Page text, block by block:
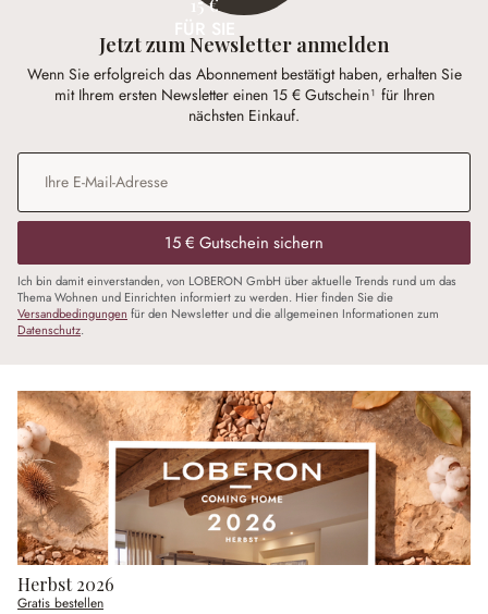
15 €
Jetzt zum Newsletter anmelden
Wenn Sie erfolgreich das Abonnement bestätigt haben, erhalten Sie
mit Ihrem ersten Newsletter einen 15 € Gutschein¹ für Ihren
nächsten Einkauf.
E-Mail-Adresse*
15 € Gutschein sichern
Ich bin damit einverstanden, von LOBERON GmbH über aktuelle Trends rund um das
Thema Wohnen und Einrichten informiert zu werden. Hier finden Sie die
Versandbedingungen für den Newsletter und die allgemeinen Informationen zum
Datenschutz.
Herbst 2026
Gratis bestellen